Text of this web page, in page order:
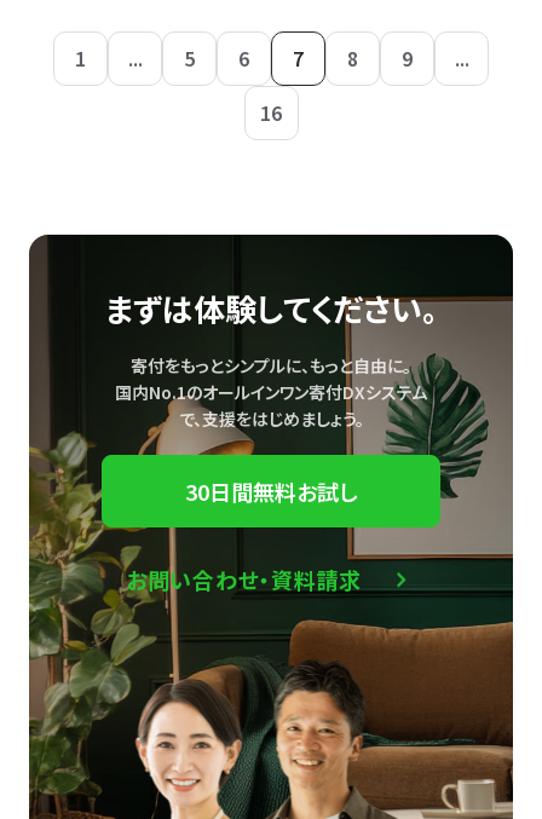
1 ... 5 6 7 8 9
...
16
まずは体験してください。
寄付をもっとシンプルに、もっと自由に。
国内No.1のオールインワン寄付DXシステム
で、支援をはじめましょう。
30日間無料お試し
お問い合わせ・資料請求